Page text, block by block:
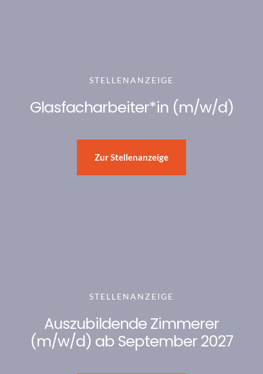
STELLENANZEIGE
Glasfacharbeiter*in (m/w/d)
Zur Stellenanzeige
STELLENANZEIGE
Auszubildende Zimmerer
(m/w/d) ab September 2027